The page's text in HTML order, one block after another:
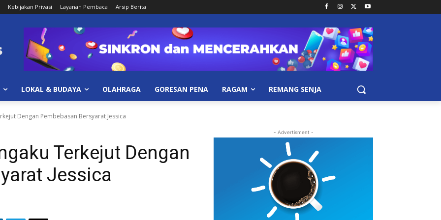
Kebijakan Privasi Layanan Pembaca Arsip Berita
LOKAL & BUDAYA OLAHRAGA GORESAN PENA RAGAM REMANG SENJA
Dengan Pembebasan Bersyarat Jessica
Terkejut Dengan
Jessica
- Advertisment -